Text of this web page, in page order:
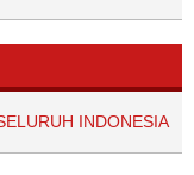
INDONESIA